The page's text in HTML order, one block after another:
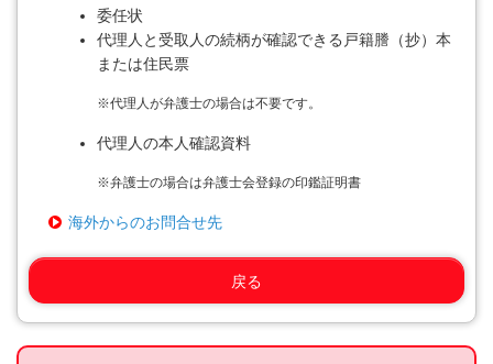
委任状
代理人と受取人の続柄が確認できる戸籍謄（抄）本
または住民票
※代理人が弁護士の場合は不要です。
代理人の本人確認資料
※弁護士の場合は弁護士会登録の印鑑証明書
海外からのお問合せ先
戻る